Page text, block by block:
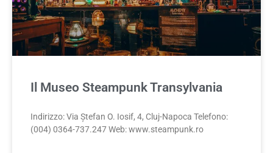
Il Museo Steampunk Transylvania
Indirizzo: Via Ștefan O. Iosif, 4, Cluj-Napoca Telefono:
(004) 0364-737.247 Web: www.steampunk.ro